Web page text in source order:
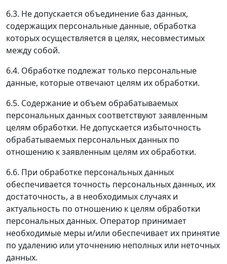
6.3. Не допускается объединение баз данных,
содержащих персональные данные, обработка
которых осуществляется в целях, несовместимых
между собой.
6.4. Обработке подлежат только персональные
данные, которые отвечают целям их обработки.
6.5. Содержание и объем обрабатываемых
персональных данных соответствуют заявленным
целям обработки. Не допускается избыточность
обрабатываемых персональных данных по
отношению к заявленным целям их обработки.
6.6. При обработке персональных данных
обеспечивается точность персональных данных, их
достаточность, а в необходимых случаях и
актуальность по отношению к целям обработки
персональных данных. Оператор принимает
необходимые меры и/или обеспечивает их принятие
по удалению или уточнению неполных или неточных
данных.